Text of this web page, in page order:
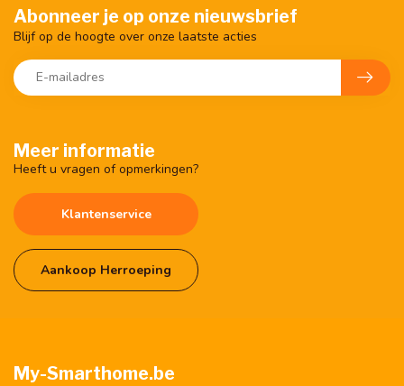
Meer informatie
Heeft u vragen of opmerkingen?
Klantenservice
Aankoop Herroeping
Abonneer je op onze nieuwsbrief
Blijf op de hoogte over onze laatste acties
My-Smarthome.be